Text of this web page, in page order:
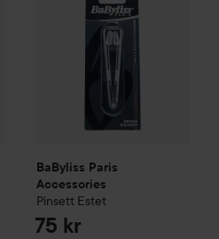
BaByliss Paris
Accessories
Pinsett Estet
75 kr